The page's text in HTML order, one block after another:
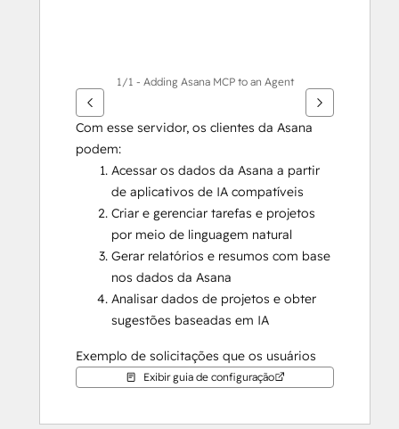
1/1 - Adding Asana MCP to an Agent
Com esse servidor, os clientes da Asana
podem:
Acessar os dados da Asana a partir
de aplicativos de IA compatíveis
Criar e gerenciar tarefas e projetos
por meio de linguagem natural
Gerar relatórios e resumos com base
nos dados da Asana
Analisar dados de projetos e obter
sugestões baseadas em IA
Exemplo de solicitações que os usuários
poderiam fazer a partir de Breeze Agents
"Encontrar todas as minhas tarefas
Exibir guia de configuração